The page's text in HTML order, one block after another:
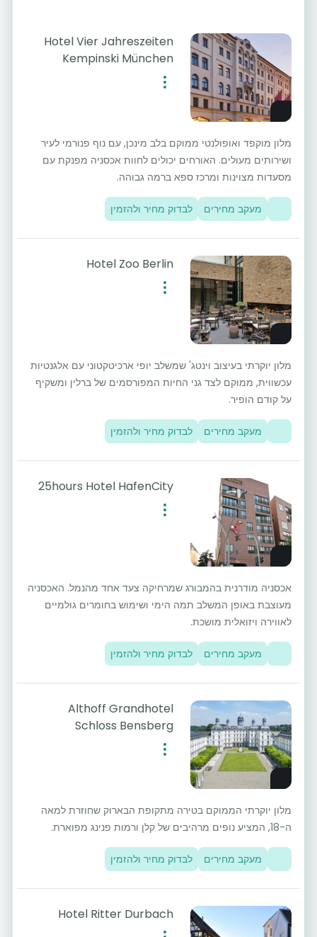
Hotel Vier Jahreszeiten
Kempinski München
מלון מוקפד ואופולנטי ממוקם בלב מינכן, עם נוף פנורמי לעיר
ושירותים מעולים. האורחים יכולים לחוות אכסניה מפנקת עם
מסעדות מצוינות ומרכז ספא ברמה גבוהה.
מעקב מחירים לבדוק מחיר ולהזמין
Hotel Zoo Berlin
מלון יוקרתי בעיצוב וינטג' שמשלב יופי ארכיטקטוני עם אלגנטיות
עכשווית, ממוקם לצד גני החיות המפורסמים של ברלין ומשקיף
על קודם הופיר.
מעקב מחירים לבדוק מחיר ולהזמין
25hours Hotel HafenCity
אכסניה מודרנית בהמבורג שמרחיקה צעד אחד מהנמל. האכסניה
מעוצבת באופן המשלב תמה הימי ושימוש בחומרים גולמיים
לאווירה ויזואלית מושכת.
מעקב מחירים לבדוק מחיר ולהזמין
Althoff Grandhotel
Schloss Bensberg
מלון יוקרתי הממוקם בטירה מתקופת הבארוק שחוזרת למאה
ה-18, המציע נופים מרהיבים של קלן ורמות פנינג מפוארת.
מעקב מחירים לבדוק מחיר ולהזמין
Hotel Ritter Durbach